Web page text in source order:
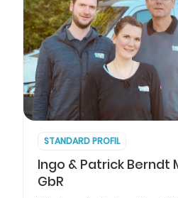
STANDARD PROFIL
Ingo & Patrick Berndt
GbR